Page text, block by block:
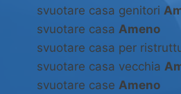
svuotare casa genitori
svuotare casa Ameno
svuotare casa per
svuotare casa vecchia
svuotare case Ameno